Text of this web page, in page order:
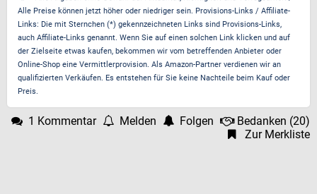
Alle Preise können jetzt höher oder niedriger sein. Provisions-Links / Affiliate-
Links: Die mit Sternchen (*) gekennzeichneten Links sind Provisions-Links,
auch Affiliate-Links genannt. Wenn Sie auf einen solchen Link klicken und auf
der Zielseite etwas kaufen, bekommen wir vom betreffenden Anbieter oder
Online-Shop eine Vermittlerprovision. Als Amazon-Partner verdienen wir an
qualifizierten Verkäufen. Es entstehen für Sie keine Nachteile beim Kauf oder
Preis.
1 Kommentar Melden Folgen Bedanken (20)
Zur Merkliste